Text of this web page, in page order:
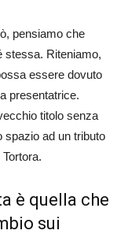
pensiamo che
stessa. Riteniamo,
essere dovuto
presentatrice.
titolo senza
spazio ad un tributo
è quella che
sui